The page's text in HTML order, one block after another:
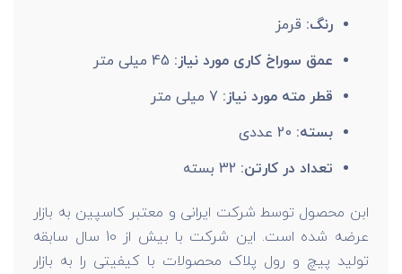
رنگ: قرمز
عمق سوراخ کاری مورد نیاز:
قطر مته مورد نیاز: 7 میلی متر
بسته:
تعداد در کارتن: 32 بسته
ابن محصول توسط شرکت ایرانی و معتبر کاسپین به بازار
عرضه شده است. این شرکت با بیش از 10 سال سابقه
تولید پیچ و رول پلاک محصولات با کیفیتی را به بازار